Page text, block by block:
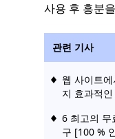
사용 후 흥분
관련 기사
웹 사이트
지 효과적인
6 최고의 무
구 [100 %